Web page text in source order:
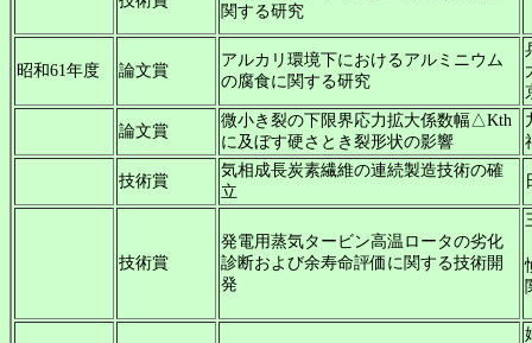
関する研究
昭和61年度 論文賞
アルカリ環境下におけるアルミニウム
の腐食に関する研究
論文賞
微小き裂の下限界応力拡大係数幅△Kth
に及ぼす硬さとき裂形状の影響
技術賞
気相成長炭素繊維の連続製造技術の確
立
技術賞
発電用蒸気タービン高温ロータの劣化
診断および余寿命評価に関する技術開
発